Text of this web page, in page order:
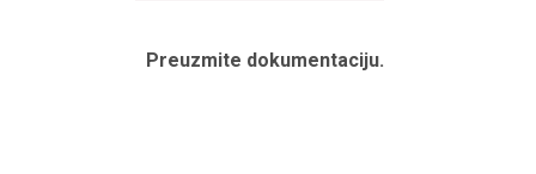
Preuzmite dokumentaciju.